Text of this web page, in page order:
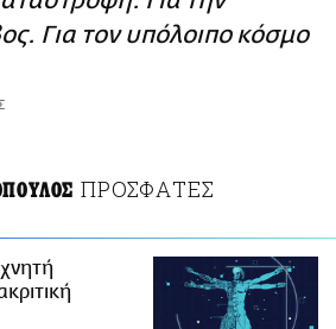
Για τον υπόλοιπο κόσμο
ΠΡΟΣΦΑΤΕΣ